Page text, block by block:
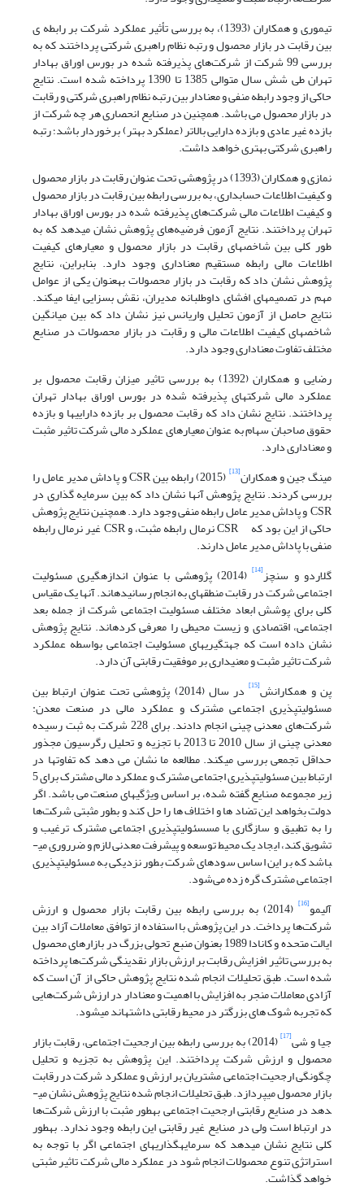
تیموری و همکاران (1393)، به بررسی تأثیر عملکرد شرکت بر رابطه ی
بین رقابت در بازار محصول و رتبه نظام راهبری شرکتی پرداختند که به
بررسی 99 شرکت از شرکت‌های پذیرفته شده در بورس اوراق بهادار
تهران طی شش سال متوالی 1385 تا 1390 پرداخته شده است. نتایج
حاکی از وجود رابطه منفی و معنادار بین رتبه نظام راهبری شرکتی و رقابت
در بازار محصول می باشد. همچنین در صنایع انحصاری هر چه شرکت از
بازده غیر عادی و بازده دارایی بالاتر (عملکرد بهتر) برخوردار باشد؛ رتبه
راهبری شرکتی بهتری خواهد داشت.
نمازی و همکاران (1393) در پژوهشی تحت عنوان رقابت در بازار محصول
و کیفیت اطلاعات حسابداری، به بررسی رابطه بین رقابت در بازار محصول
و کیفیت اطلاعات مالی شرکت‌های پذیرفته شده در بورس اوراق بهادار
تهران پرداختند. نتایج آزمون فرضیه‌های پژوهش نشان می­دهد که به
طور کلی بین شاخص­های رقابت در بازار محصول و معیارهای کیفیت
اطلاعات مالی رابطه مستقیم معناداری وجود دارد. بنابراین، نتایج
پژوهش نشان داد که رقابت در بازار محصولات به­عنوان یکی از عوامل
مهم در تصمیم­های افشای داوطلبانه مدیران، نقش بسزایی ایفا می­کند.
نتایج حاصل از آزمون تحلیل واریانس نیز نشان داد که بین میانگین
شاخص­های کیفیت اطلاعات مالی و رقابت در بازار محصولات در صنایع
مختلف تفاوت معناداری وجود دارد.
رضایی و همکاران (1392) به بررسی تاثیر میزان رقابت محصول بر
عملکرد مالی شرکت­های پذیرفته شده در بورس اوراق بهادار تهران
پرداختند. نتایج نشان داد که رقابت محصول بر بازده دارایی­ها و بازده
حقوق صاحبان سهام به عنوان معیارهای عملکرد مالی شرکت تاثیر مثبت
و معناداری دارد.
مینگ جین و همکاران[13] (2015) رابطه بین CSR و پاداش مدیر عامل را
بررسی کردند. نتایج پژوهش آنها نشان داد که بین سرمایه گذاری در
CSR و پاداش مدیر عامل رابطه منفی وجود دارد. همچنین نتایج پژوهش
حاکی از این بود که CSR نرمال رابطه مثبت، و CSR غیر نرمال رابطه
منفی با پاداش مدیر عامل دارند.
گلاردو و سنچز[14] (2014) پژوهشی با عنوان اندازه­گیری مسئولیت
اجتماعی شرکت در رقابت منطقه­ای به انجام رسانیده­اند. آنها یک مقیاس
کلی برای پوشش ابعاد مختلف مسئولیت اجتماعی شرکت از جمله بعد
اجتماعی، اقتصادی و زیست محیطی را معرفی کرده­اند. نتایج پژوهش
نشان داده است که جهت­گیری­های مسئولیت اجتماعی بواسطه عملکرد
شرکت تاثیر مثبت و معنی­داری بر موفقیت رقابتی آن دارد.
پن و همکارانش[15] در سال (2014) پژوهشی تحت عنوان ارتباط بین
مسئولیت­پذیری اجتماعی مشترک و عملکرد مالی در صنعت معدن:
شرکت‌های معدنی چینی انجام دادند. برای 228 شرکت به ثبت رسیده
معدنی چینی از سال 2010 تا 2013 با تجزیه و تحلیل رگرسیون مجذور
حداقل تجمعی بررسی می­کند. مطالعه ما نشان می دهد که تفاوت­ها در
ارتباط بین مسئولیت­پذیری اجتماعی مشترک و عملکرد مالی مشترک برای 5
زیر مجموعه صنایع گفته شده، بر اساس ویژگی­های صنعت می باشد. اگر
دولت بخواهد این تضاد ها و اختلاف ها را حل کند و بطور مثبتی شرکت‌ها
را به تطبیق و سازگاری با مسسئولیت­پذیری اجتماعی مشترک ترغیب و
تشویق کند، ایجاد یک محیط توسعه و پیشرفت معدنی لازم و ضرروری می­
باشد که بر این اساس سودهای شرکت بطور نزدیکی به مسئولیت­پذیری
اجتماعی مشترک گره زده می‌شود.
آلیمو[16] (2014) به بررسی رابطه بین رقابت بازار محصول و ارزش
شرکت‌ها پرداخت. در این پژوهش با استفاده از توافق معاملات آزاد بین
ایالت متحده و کانادا 1989 بعنوان منبع تحولی بزرگ در بازارهای محصول
به بررسی تاثیر افزایش رقابت بر ارزش بازار نقدینگی شرکت‌ها پرداخته
شده است. طبق تحلیلات انجام شده نتایج پژوهش حاکی از آن است که
آزادی معاملات منجر به افزایش با اهمیت و معنادار در ارزش شرکت‌هایی
که تجربه شوک های بزرگتر در محیط رقابتی داشته­اند می­شود.
جیا و شی[17] (2014) به بررسی رابطه بین ارجحیت اجتماعی، رقابت بازار
محصول و ارزش شرکت پرداختند. این پژوهش به تجزیه و تحلیل
چگونگی ارجحیت اجتماعی مشتریان بر ارزش و عملکرد شرکت در رقابت
بازار محصول می­پردازد. طبق تحلیلات انجام شده نتایج پژوهش نشان می­
دهد در صنایع رقابتی ارجحیت اجتماعی به­طور مثبت با ارزش شرکت‌ها
در ارتباط است ولی در صنایع غیر رقابتی این رابطه وجود ندارد. به­طور
کلی نتایج نشان می­دهد که سرمایه­گذاری­های اجتماعی اگر با توجه به
استراتژی تنوع محصولات انجام شود در عملکرد مالی شرکت تاثیر مثبتی
خواهد گذاشت.